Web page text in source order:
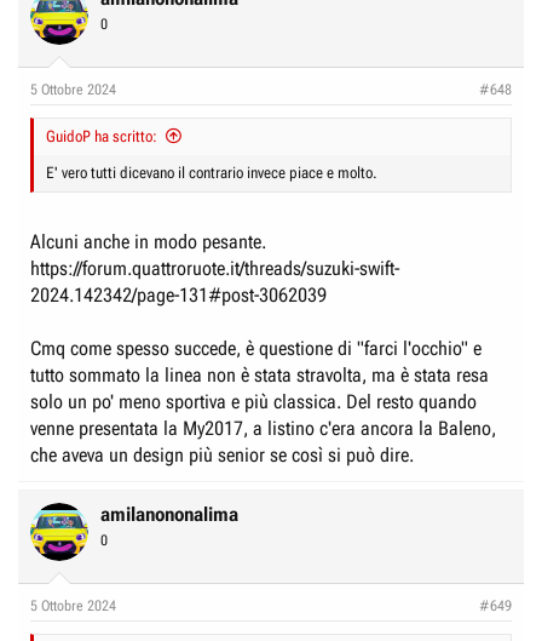
0
5 Ottobre 2024 #648
GuidoP ha scritto:
E' vero tutti dicevano il contrario invece piace e molto.
Alcuni anche in modo pesante.
https://forum.quattroruote.it/threads/suzuki-swift-
2024.142342/page-131#post-3062039
Cmq come spesso succede, è questione di "farci l'occhio" e
tutto sommato la linea non è stata stravolta, ma è stata resa
solo un po' meno sportiva e più classica. Del resto quando
venne presentata la My2017, a listino c'era ancora la Baleno,
che aveva un design più senior se così si può dire.
amilanononalima
0
5 Ottobre 2024 #649